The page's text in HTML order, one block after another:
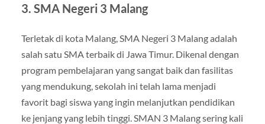
3. SMA Negeri 3 Malang
Terletak di kota Malang, SMA Negeri 3 Malang adalah
salah satu SMA terbaik di Jawa Timur. Dikenal dengan
program pembelajaran yang sangat baik dan fasilitas
yang mendukung, sekolah ini telah lama menjadi
favorit bagi siswa yang ingin melanjutkan pendidikan
ke jenjang yang lebih tinggi. SMAN 3 Malang sering kali